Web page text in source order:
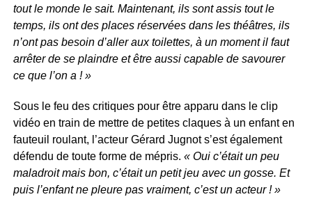
tout le monde le sait. Maintenant, ils sont assis tout le
temps, ils ont des places réservées dans les théâtres, ils
n’ont pas besoin d’aller aux toilettes, à un moment il faut
arrêter de se plaindre et être aussi capable de savourer
ce que l’on a ! »
Sous le feu des critiques pour être apparu dans le clip
vidéo en train de mettre de petites claques à un enfant en
fauteuil roulant, l’acteur Gérard Jugnot s’est également
défendu de toute forme de mépris. « Oui c’était un peu
maladroit mais bon, c’était un petit jeu avec un gosse. Et
puis l’enfant ne pleure pas vraiment, c’est un acteur ! »